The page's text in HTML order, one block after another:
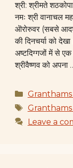
श्री: श्रीमते
नमः श्री वानाचल
ऒरोरुवर (सबसे
की दिनचर्या को
अष्टदिग्गजों में से
श्रीवैष्णव को अपना
Categories
Tags
Leave a